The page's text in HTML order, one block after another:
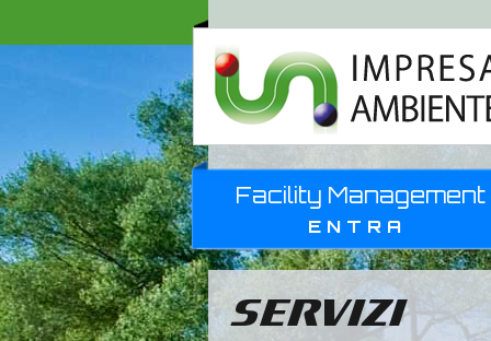
Facility Management
ENTRA
SERVIZI